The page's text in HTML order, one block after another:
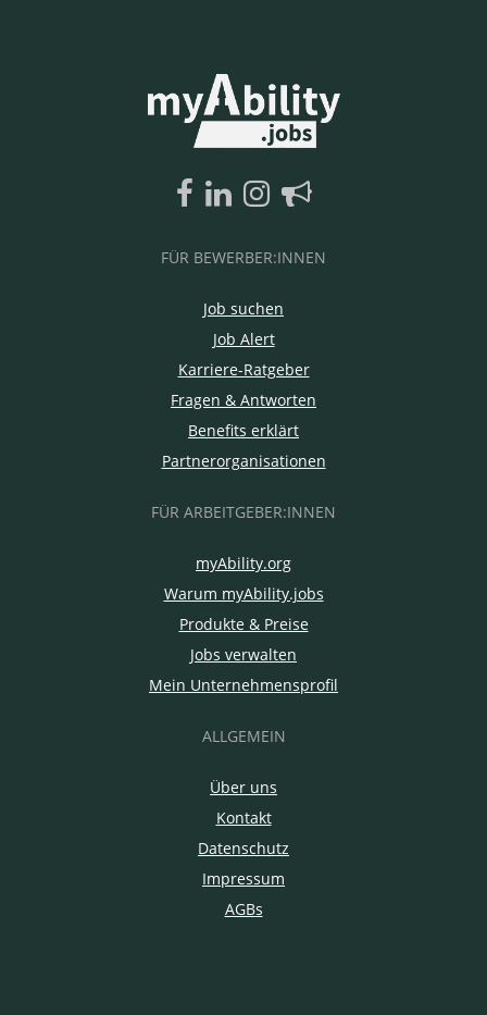
FÜR BEWERBER:INNEN
Job suchen
Job Alert
Karriere-Ratgeber
Fragen & Antworten
Benefits erklärt
Partnerorganisationen
FÜR ARBEITGEBER:INNEN
myAbility.org
Warum myAbility.jobs
Produkte & Preise
Jobs verwalten
Mein Unternehmensprofil
ALLGEMEIN
Über uns
Kontakt
Datenschutz
Impressum
AGBs